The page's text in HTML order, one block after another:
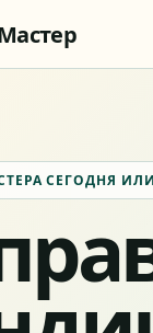
СЕГОДНЯ